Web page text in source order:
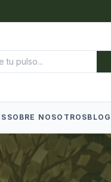
SOBRE NOSOTROSBLOG